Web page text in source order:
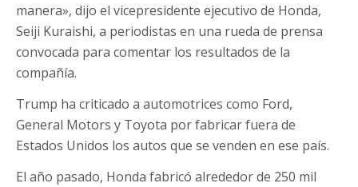
manera», dijo el vicepresidente ejecutivo de Honda,
Seiji Kuraishi, a periodistas en una rueda de prensa
convocada para comentar los resultados de la
compañía.
Trump ha criticado a automotrices como Ford,
General Motors y Toyota por fabricar fuera de
Estados Unidos los autos que se venden en ese país.
El año pasado, Honda fabricó alrededor de 250 mil